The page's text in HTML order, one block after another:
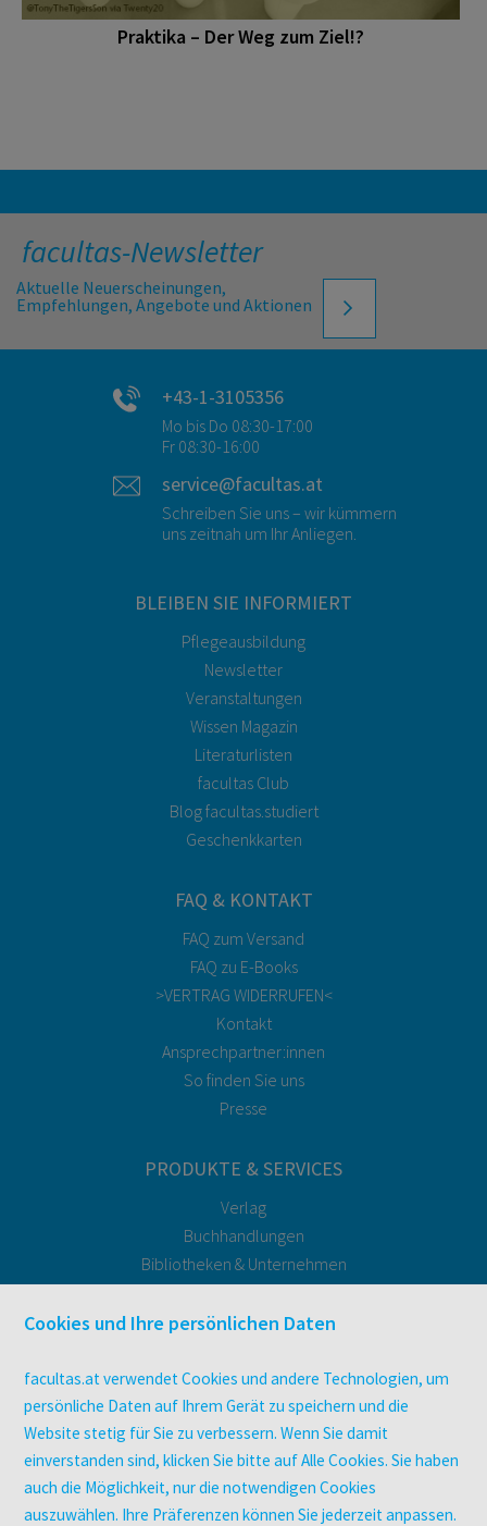
Praktika – Der Weg zum Ziel!?
facultas-Newsletter
Aktuelle Neuerscheinungen,
Empfehlungen, Angebote und Aktionen
+43-1-3105356
Mo bis Do 08:30-17:00
Fr 08:30-16:00
service@facultas.at
Schreiben Sie uns – wir kümmern
uns zeitnah um Ihr Anliegen.
BLEIBEN SIE INFORMIERT
Pflegeausbildung
Newsletter
Veranstaltungen
Wissen Magazin
Literaturlisten
facultas Club
Blog facultas.studiert
Geschenkkarten
FAQ & KONTAKT
FAQ zum Versand
FAQ zu E-Books
>VERTRAG WIDERRUFEN<
Kontakt
Ansprechpartner:innen
So finden Sie uns
Presse
PRODUKTE & SERVICES
Verlag
Buchhandlungen
Bibliotheken & Unternehmen
Druckerei facultas druckt.
Zeitschriften
Digitale Angebote
UNTERNEHMEN
Über facultas
Cookies und Ihre persönlichen Daten
facultas.at verwendet Cookies und andere Technologien, um
persönliche Daten auf Ihrem Gerät zu speichern und die
Website stetig für Sie zu verbessern. Wenn Sie damit
einverstanden sind, klicken Sie bitte auf Alle Cookies. Sie haben
auch die Möglichkeit, nur die notwendigen Cookies
auszuwählen. Ihre Präferenzen können Sie jederzeit anpassen.